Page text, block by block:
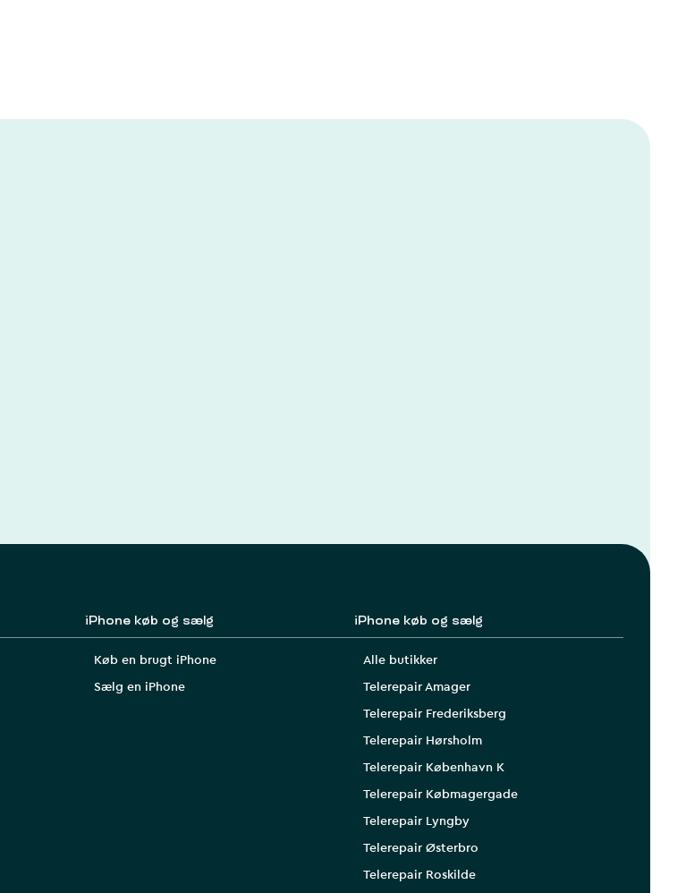
iPhone køb og sælg
Køb en brugt iPhone
Sælg en iPhone
iPhone køb og sælg
Alle butikker
Telerepair Amager
Telerepair Frederiksberg
Telerepair Hørsholm
Telerepair København K
Telerepair Købmagergade
Telerepair Lyngby
Telerepair Østerbro
Telerepair Roskilde